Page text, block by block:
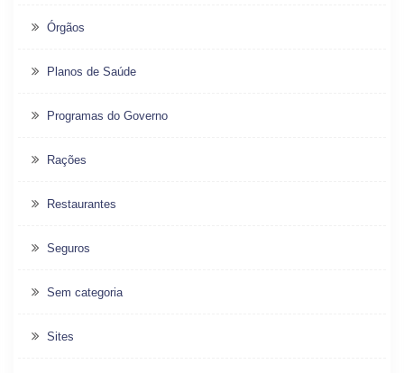
Órgãos
Planos de Saúde
Programas do Governo
Rações
Restaurantes
Seguros
Sem categoria
Sites